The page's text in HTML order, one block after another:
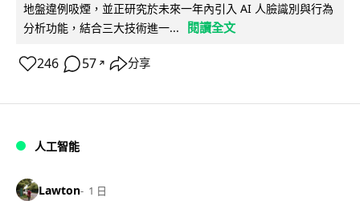
地盤違例吸煙，並正研究於未來一年內引入 AI 人臉識別與行為
分析功能，結合三大技術進一...
閱讀全文
246 57 ↗ 分享
人工智能
Lawton 1 日